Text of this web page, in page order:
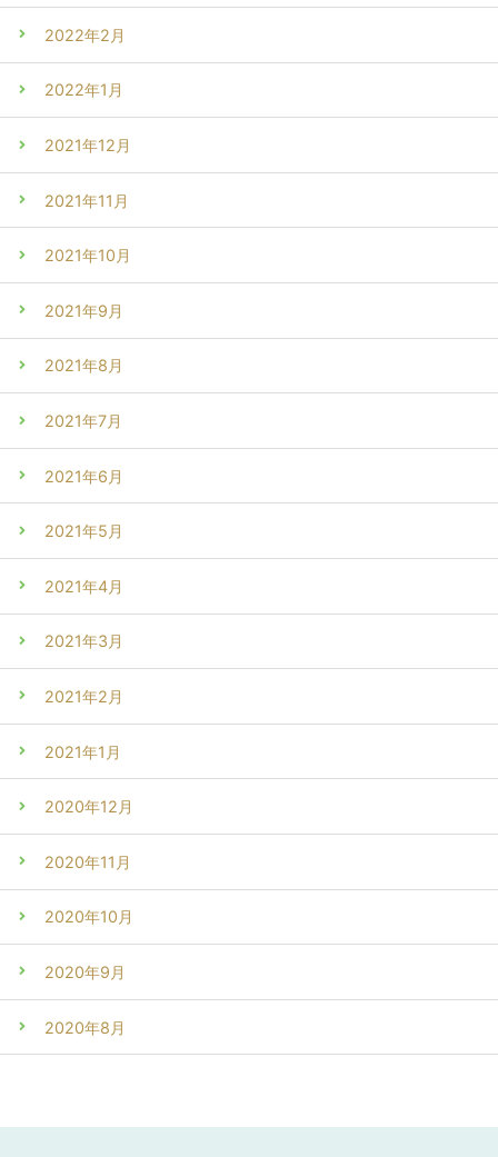
2022年2月
2022年1月
2021年12月
2021年11月
2021年10月
2021年9月
2021年8月
2021年7月
2021年6月
2021年5月
2021年4月
2021年3月
2021年2月
2021年1月
2020年12月
2020年11月
2020年10月
2020年9月
2020年8月